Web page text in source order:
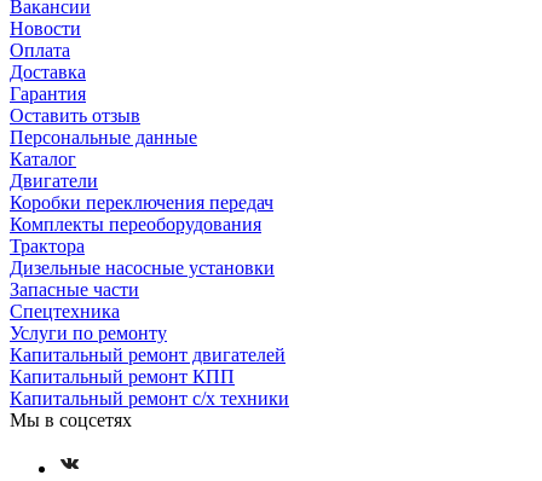
Вакансии
Новости
Оплата
Доставка
Гарантия
Оставить отзыв
Персональные данные
Каталог
Двигатели
Коробки переключения передач
Комплекты переоборудования
Трактора
Дизельные насосные установки
Запасные части
Спецтехника
Услуги по ремонту
Капитальный ремонт двигателей
Капитальный ремонт КПП
Капитальный ремонт с/х техники
Мы в соцсетях